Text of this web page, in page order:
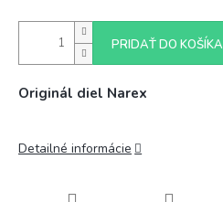
PRIDAŤ DO KOŠÍKA
Originál diel Narex
Detailné informácie